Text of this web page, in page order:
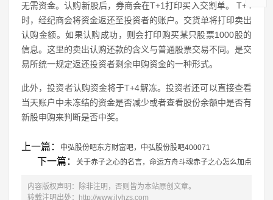
无需资金。认购新股后，券商会在T+1打印买入交割单。 T+4
时，经纪商会将资金返还至投资者的账户。交货单将打印卖出
认购金额。如果认购成功，则会打印购买某只股票1000股的
信息。这里的卖出认购还款的含义与普通股票交易不同。是交
易所统一规定返还投资者剩余申购资金的一种形式。
此外，投资者认购资金将于T+4解冻。投资者还可以直接查看
当天账户中未冻结的资金是否减少或者查看股份余额中是否有
新股申购来判断是否中奖。
上一篇： 中弘股份吧东方财富吧，中弘股份股吧400071
下一篇： 关于赤子之心的名言，命运方舟斗魂赤子之心怎么加点
内容版权声明：除非注明，否则皆为本站原创文章。
转载注明出处：
http://www.jlyhzs.com